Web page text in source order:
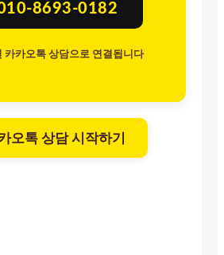
8693-0182
카카오톡 상담으로 연결됩니다
오톡 상담 시작하기